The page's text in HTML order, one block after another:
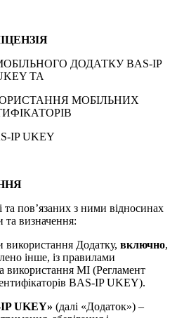
ДОДАТКУ BAS-IP
ТА
МОБІЛЬНИХ
IP UKEY
та пов’язаних з ними відносинах
та визначення:
використання Додатку, включно,
інше, із правилами
використання МІ (Регламент
BAS-IP UKEY).
IPUKEY» (далі «Додаток») –